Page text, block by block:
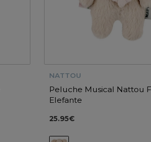
NATTOU
Peluche Musical Nattou
Elefante
25.95€